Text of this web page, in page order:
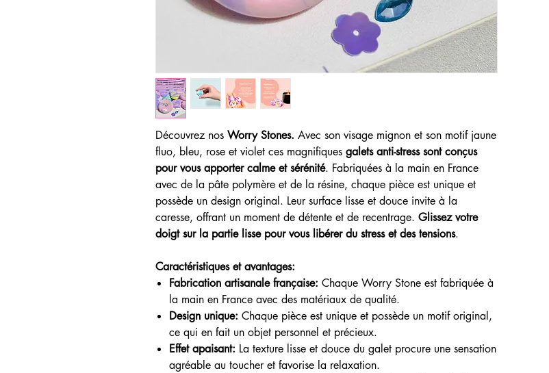
Découvrez nos Worry Stones. Avec son visage mignon et son motif jaune
fluo, bleu, rose et violet ces magnifiques galets anti-stress sont conçus
pour vous apporter calme et sérénité. Fabriquées à la main en France
avec de la pâte polymère et de la résine, chaque pièce est unique et
possède un design original. Leur surface lisse et douce invite à la
caresse, offrant un moment de détente et de recentrage. Glissez votre
doigt sur la partie lisse pour vous libérer du stress et des tensions.
Caractéristiques et avantages:
Fabrication artisanale française: Chaque Worry Stone est fabriquée à
la main en France avec des matériaux de qualité.
Design unique: Chaque pièce est unique et possède un motif original,
ce qui en fait un objet personnel et précieux.
Effet apaisant: La texture lisse et douce du galet procure une sensation
agréable au toucher et favorise la relaxation.